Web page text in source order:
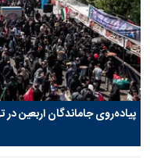
پیاده‌روی جاماندگان اربعین در